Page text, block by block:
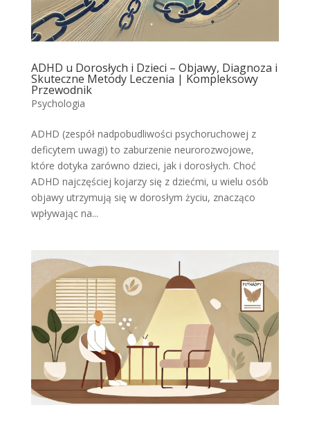
ADHD u Dorosłych i Dzieci – Objawy, Diagnoza i
Skuteczne Metody Leczenia | Kompleksowy
Przewodnik
Psychologia
ADHD (zespół nadpobudliwości psychoruchowej z
deficytem uwagi) to zaburzenie neurorozwojowe,
które dotyka zarówno dzieci, jak i dorosłych. Choć
ADHD najczęściej kojarzy się z dziećmi, u wielu osób
objawy utrzymują się w dorosłym życiu, znacząco
wpływając na...